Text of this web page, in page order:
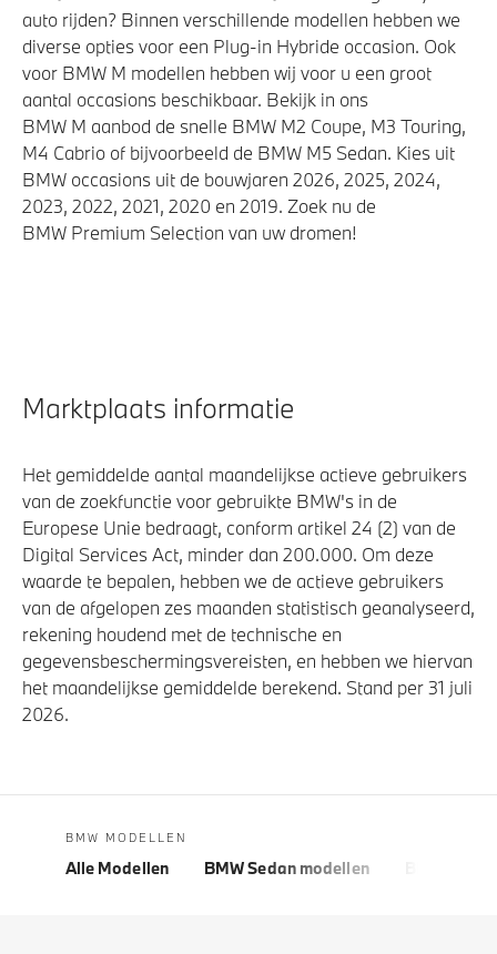
auto rijden? Binnen verschillende modellen hebben we
diverse opties voor een Plug-in Hybride occasion. Ook
voor BMW M modellen hebben wij voor u een groot
aantal occasions beschikbaar. Bekijk in ons
BMW M aanbod de snelle BMW M2 Coupe, M3 Touring,
M4 Cabrio of bijvoorbeeld de BMW M5 Sedan. Kies uit
BMW occasions uit de bouwjaren 2026, 2025, 2024,
2023, 2022, 2021, 2020 en 2019. Zoek nu de
BMW Premium Selection van uw dromen!
Marktplaats informatie
Het gemiddelde aantal maandelijkse actieve gebruikers
van de zoekfunctie voor gebruikte BMW's in de
Europese Unie bedraagt, conform artikel 24 (2) van de
Digital Services Act, minder dan 200.000. Om deze
waarde te bepalen, hebben we de actieve gebruikers
van de afgelopen zes maanden statistisch geanalyseerd,
rekening houdend met de technische en
gegevensbeschermingsvereisten, en hebben we hiervan
het maandelijkse gemiddelde berekend. Stand per 31 juli
2026.
BMW MODELLEN
Alle Modellen BMW Sedan modellen